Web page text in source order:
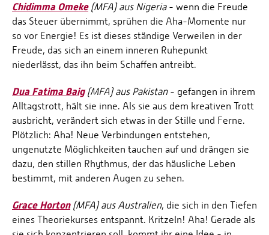
Chidimma Omeke(MFA) aus Nigeria - wenn die Freude
das Steuer übernimmt, sprühen die Aha-Momente nur
so vor Energie! Es ist dieses ständige Verweilen in der
Freude, das sich an einem inneren Ruhepunkt
niederlässt, das ihn beim Schaffen antreibt.
Dua Fatima Baig(MFA) aus Pakistan - gefangen in ihrem
Alltagstrott, hält sie inne. Als sie aus dem kreativen Trott
ausbricht, verändert sich etwas in der Stille und Ferne.
Plötzlich: Aha! Neue Verbindungen entstehen,
ungenutzte Möglichkeiten tauchen auf und drängen sie
dazu, den stillen Rhythmus, der das häusliche Leben
bestimmt, mit anderen Augen zu sehen.
Grace Horton(MFA) aus Australien, die sich in den Tiefen
eines Theoriekurses entspannt. Kritzeln! Aha! Gerade als